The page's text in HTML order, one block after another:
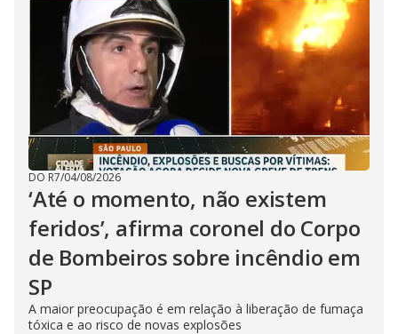
DO R7/04/08/2026
‘Até o momento, não existem
feridos’, afirma coronel do Corpo
de Bombeiros sobre incêndio em
SP
A maior preocupação é em relação à liberação de fumaça
tóxica e ao risco de novas explosões